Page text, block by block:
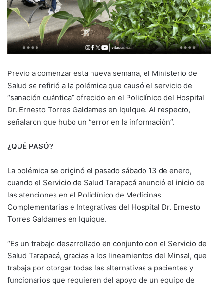
Previo a comenzar esta nueva semana, el Ministerio de
Salud se refirió a la polémica que causó el servicio de
“sanación cuántica” ofrecido en el Policlínico del Hospital
Dr. Ernesto Torres Galdames en Iquique. Al respecto,
señalaron que hubo un “error en la información”.
¿QUÉ PASÓ?
La polémica se originó el pasado sábado 13 de enero,
cuando el Servicio de Salud Tarapacá anunció el inicio de
las atenciones en el Policlínico de Medicinas
Complementarias e Integrativas del Hospital Dr. Ernesto
Torres Galdames en Iquique.
“Es un trabajo desarrollado en conjunto con el Servicio de
Salud Tarapacá, gracias a los lineamientos del Minsal, que
trabaja por otorgar todas las alternativas a pacientes y
funcionarios que requieren del apoyo de un equipo de